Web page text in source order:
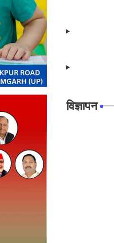
विज्ञापन